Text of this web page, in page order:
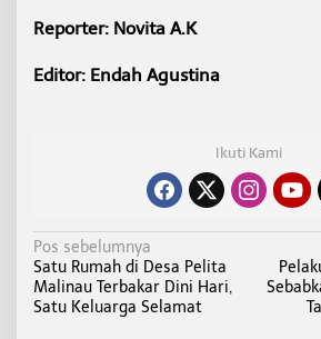
Reporter: Novita A.K
Editor: Endah Agustina
Ikuti Kami
N
a
v
Pos sebelumnya
Satu Rumah di Desa Pelita
Malinau Terbakar Dini Hari,
Satu Keluarga Selamat